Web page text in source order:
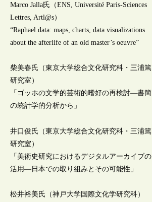
Marco Jalla氏（ENS, Université Paris-Sciences
Lettres, Artl@s）
“Raphael.data: maps, charts, data visualizations
about the afterlife of an old master’s oeuvre”
柴美春氏（東京大学総合文化研究科・三浦篤
研究室）
「ゴッホの文学的芸術的嗜好の再検討—書簡
の統計学的分析から」
井口俊氏（東京大学総合文化研究科・三浦篤
研究室）
「美術史研究におけるデジタルアーカイブの
活用—日本での取り組みとその可能性」
松井裕美氏（神戸大学国際文化学研究科）